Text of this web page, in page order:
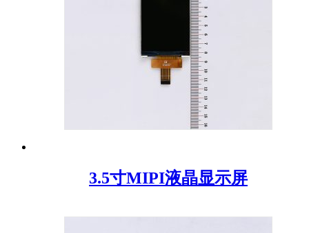
3.5寸MIPI液晶显示屏